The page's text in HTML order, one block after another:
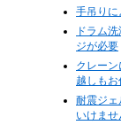
手吊りに
ドラム
ジが必要
クレーン
越しも
耐震ジェ
いけませ